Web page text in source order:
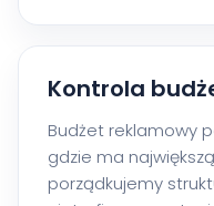
Kontrola
Budżet reklamowy
gdzie ma
porządkujemy